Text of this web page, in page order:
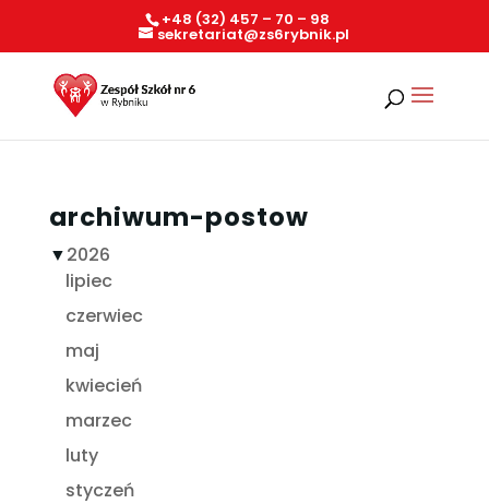
+48 (32) 457 – 70 – 98
sekretariat@zs6rybnik.pl
archiwum-postow
▼2026
lipiec
czerwiec
maj
kwiecień
marzec
luty
styczeń